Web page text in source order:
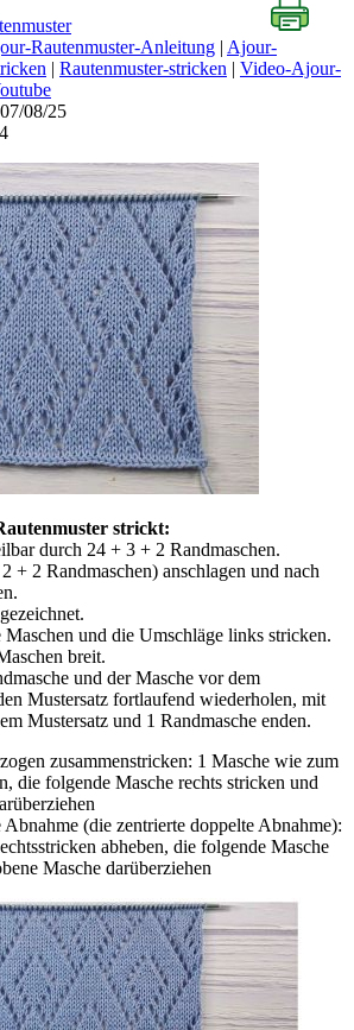
Rautenmuster-Anleitung Ajour-
Rautenmuster-stricken
Video-Ajour-
07/08/25
strickt:
durch 24 + 3 + 2 Randmaschen.
+ 2 Randmaschen) anschlagen und nach
und die Umschläge links stricken.
breit.
und der Masche vor dem
Mustersatz fortlaufend wiederholen, mit
Mustersatz und 1 Randmasche enden.
zusammenstricken: 1 Masche wie zum
die folgende Masche rechts stricken und
Abnahme (die zentrierte doppelte Abnahme):
abheben, die folgende Masche
Masche darüberziehen